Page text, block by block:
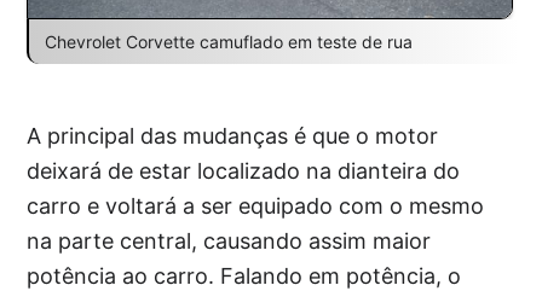
Chevrolet Corvette camuflado em teste de rua
A principal das mudanças é que o motor
deixará de estar localizado na dianteira do
carro e voltará a ser equipado com o mesmo
na parte central, causando assim maior
potência ao carro. Falando em potência, o